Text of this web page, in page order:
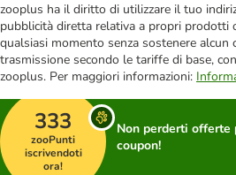
zooplus ha il diritto di utilizzare il tuo
pubblicità diretta relativa a propri prodotti
qualsiasi momento senza sostenere alcun
trasmissione secondo le tariffe di base,
zooplus. Per maggiori informazioni:
333
zooPunti
iscrivendoti
ora!
Non perderti offerte
coupon!